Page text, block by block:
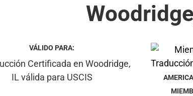
VÁLIDO PARA: